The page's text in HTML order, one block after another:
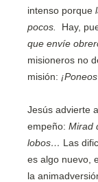
intenso porque
pocos.
Hay,
que envíe
misioneros no
misión:
Jesús advierte
empeño: Mirad
lobos…
Las
es algo nuevo,
la